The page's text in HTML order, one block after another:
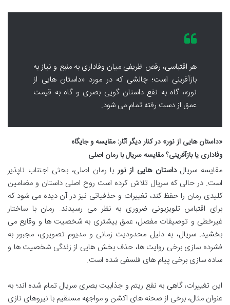
هر اقتباسی، رقص ظریفی میان وفاداری به منبع و نیاز به
بازآفرینی است؛ چالشی که در مورد «داستان هایی از
نور»، گاه به نفع داستان گویی بصری و گاه به قیمت
عمق از دست رفته تمام می شود.
«داستان هایی از نور» در کنار دیگر آثار: مقایسه و جایگاه
وفاداری یا بازآفرینی؟ مقایسه سریال با رمان اصلی
مقایسه سریالداستان هایی از نور با رمان اصلی، بحثی اجتناب ناپذیر
است. در حالی که سریال تلاش کرده است روح اصلی داستان و مضامین
کلیدی رمان را حفظ کند، تغییرات و حذفیاتی نیز در آن دیده می شود که
برای اقتباس تلویزیونی ضروری به نظر می رسیدند. رمان با ساختار
غیرخطی و توصیفات مفصل، عمق بیشتری به شخصیت ها و وقایع می
بخشید. سریال، به دلیل محدودیت زمانی و مدیوم تصویری، مجبور به
فشرده سازی برخی روایت ها، حذف بخش هایی از زندگی شخصیت ها و
ساده سازی برخی پیام های فلسفی شده است.
این تغییرات، گاهی به نفع ریتم و جذابیت بصری سریال تمام شده اند؛ به
عنوان مثال، برخی از صحنه های اکشن و مواجهه مستقیم با نیروهای نازی